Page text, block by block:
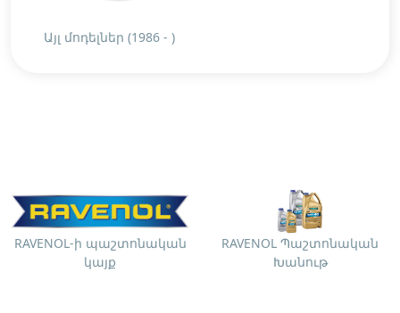
Այլ մոդելներ (1986 - )
RAVENOL-ի պաշտոնական
կայք
RAVENOL Պաշտոնական
Խանութ